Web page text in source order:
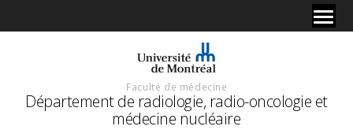
Faculté de médecine
Département de radiologie, radio-oncologie et
médecine nucléaire